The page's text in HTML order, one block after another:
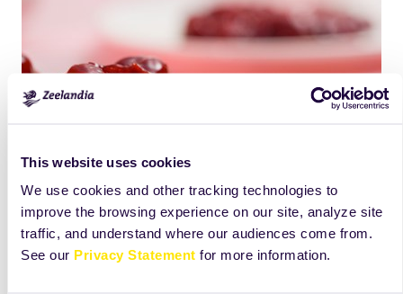
This website uses cookies
We use cookies and other tracking technologies to
improve the browsing experience on our site, analyze site
traffic, and understand where our audiences come from.
See our Privacy Statement for more information.